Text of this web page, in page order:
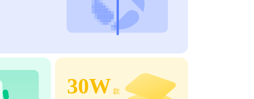
30W 款